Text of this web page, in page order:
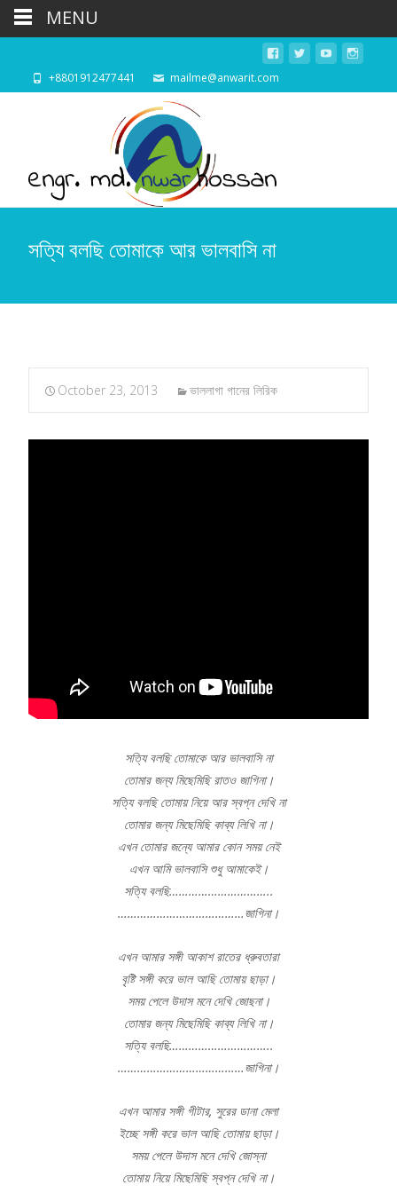
+8801912477441 mailme@anwarit.com
সত্যি বলছি তোমাকে আর ভালবাসি না
October 23, 2013 ভাললাগা গানের লিরিক
সত্যি বলছি তোমাকে আর ভালবাসি না
তোমার জন্য মিছেমিছি রাতও জাগিনা।
সত্যি বলছি তোমায় নিয়ে আর স্বপ্ন দেখি না
তোমার জন্য মিছেমিছি কাব্য লিখি না।
এখন তোমার জন্যে আমার কোন সময় নেই
এখন আমি ভালবাসি শুধু আমাকেই।
সত্যি বলছি…………………………..
…………………………………জাগিনা।
এখন আমার সঙ্গী আকাশ রাতের ধ্রুবতারা
বৃষ্টি সঙ্গী করে ভাল আছি তোমায় ছাড়া।
সময় পেলে উদাস মনে দেখি জোছনা।
তোমার জন্য মিছেমিছি কাব্য লিখি না।
সত্যি বলছি…………………………..
…………………………………জাগিনা।
এখন আমার সঙ্গী গীটার, সুরের ডানা মেলা
ইচ্ছে সঙ্গী করে ভাল আছি তোমায় ছাড়া।
সময় পেলে উদাস মনে দেখি জোস্না
তোমায় নিয়ে মিছেমিছি স্বপ্ন দেখি না।
MENU